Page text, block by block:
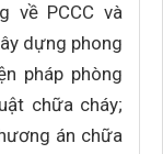
về PCCC và
dựng phong
pháp phòng
chữa cháy;
án chữa